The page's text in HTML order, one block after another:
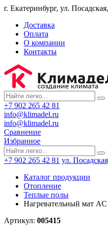
г. Екатеринбург, ул.
Доставка
Оплата
О компании
Контакты
+7 902 265 42 81
info@klimadel.ru
info@klimadel.ru
Сравнение
Избранное
+7 902 265 42 81 ул.
Каталог продукции
Отопление
Теплые полы
Нагревательный мат
Артикул: 005415